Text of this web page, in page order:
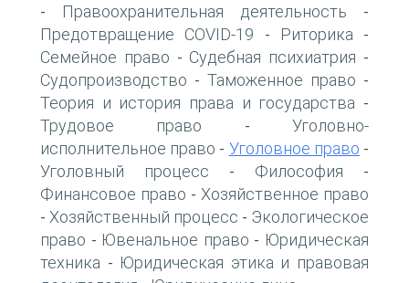
- Правоохранительная деятельность -
Предотвращение COVID-19 - Риторика -
Семейное право - Судебная психиатрия -
Судопроизводство - Таможенное право -
Теория и история права и государства -
Трудовое право -Уголовно-
исполнительное право - Уголовное право -
Уголовный процесс - Философия -
Финансовое право - Хозяйственное право
- Хозяйственный процесс - Экологическое
право - Ювенальное право - Юридическая
техника - Юридическая этика и правовая